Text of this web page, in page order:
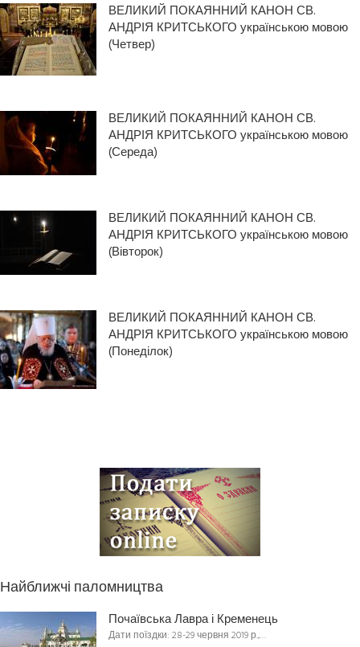
ВЕЛИКИЙ ПОКАЯННИЙ КАНОН СВ.
АНДРІЯ КРИТСЬКОГО українською мовою
(Четвер)
ВЕЛИКИЙ ПОКАЯННИЙ КАНОН СВ.
АНДРІЯ КРИТСЬКОГО українською мовою
(Середа)
ВЕЛИКИЙ ПОКАЯННИЙ КАНОН СВ.
АНДРІЯ КРИТСЬКОГО українською мовою
(Вівторок)
ВЕЛИКИЙ ПОКАЯННИЙ КАНОН СВ.
АНДРІЯ КРИТСЬКОГО українською мовою
(Понеділок)
Найближчі паломництва
Почаївська Лавра і Кременець
Дати поїздки: 28-29 червня 2019 р.,…